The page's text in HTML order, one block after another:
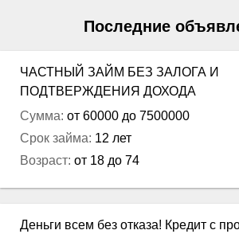
Последние
ЧАСТНЫЙ ЗАЙМ БЕЗ ЗАЛОГА И
ПОДТВЕРЖДЕНИЯ ДОХОДА
Сумма: от 60000 до 7500000
Срок займа: 12 лет
Возраст: от 18 до 74
Деньги всем без отказа! Кредит с